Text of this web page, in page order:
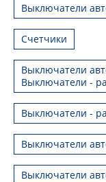
Выключатели
Счетчики
Выключатели
Выключатели -
Выключатели -
Выключатели
Выключатели